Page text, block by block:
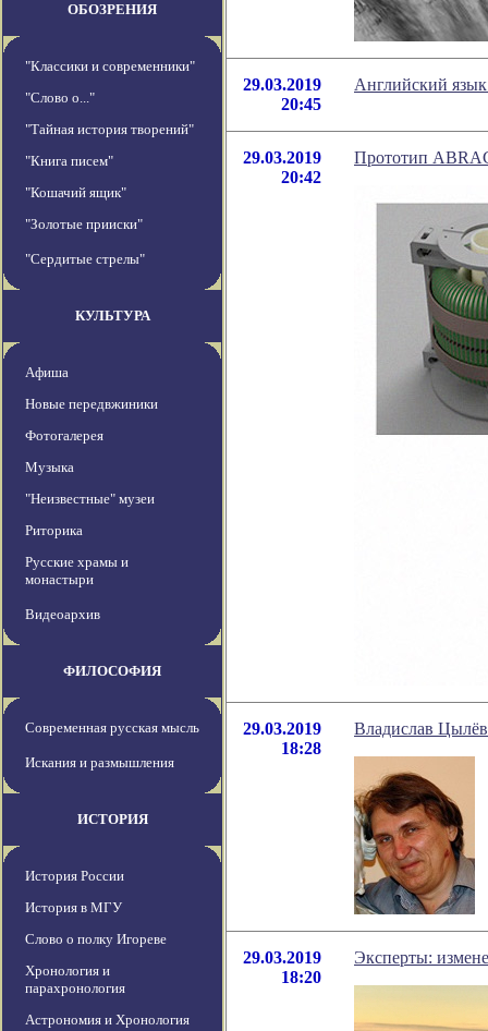
ОБОЗРЕНИЯ
"Классики и современники"
"Слово о..."
"Тайная история творений"
"Книга писем"
"Кошачий ящик"
"Золотые прииски"
"Сердитые стрелы"
КУЛЬТУРА
Афиша
Новые передвжиники
Фотогалерея
Музыка
"Неизвестные" музеи
Риторика
Русские храмы и
монастыри
Видеоархив
ФИЛОСОФИЯ
Современная русская мысль
Искания и размышления
ИСТОРИЯ
История России
История в МГУ
Слово о полку Игореве
Хронология и
парахронология
Астрономия и Хронология
29.03.2019
20:45
Английский язык
29.03.2019
20:42
Прототип
29.03.2019
18:28
Владислав
29.03.2019
18:20
Эксперты: